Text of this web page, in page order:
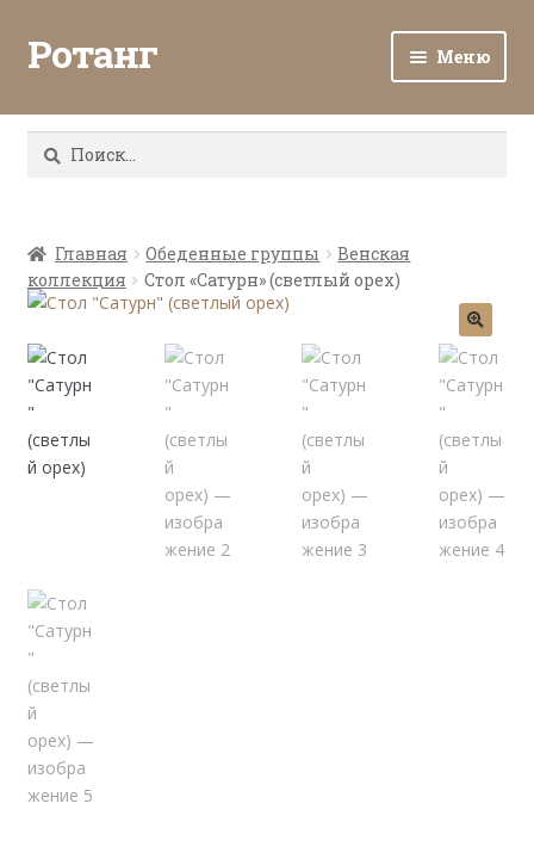
Ротанг Меню
Каталог
Все о ротанге
Ротанг оптом
Найти:
Главная Обеденные группы
Венская
коллекция
Стол «Сатурн» (светлый орех)